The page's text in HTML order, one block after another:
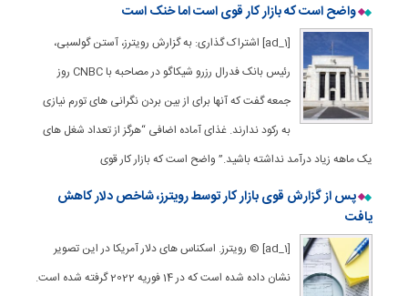
واضح است که بازار کار قوی است اما خنک است
[ad_1] اشتراک گذاری: به گزارش رویترز، آستن گولسبی،
رئیس بانک فدرال رزرو شیکاگو در مصاحبه با CNBC روز
جمعه گفت که آنها برای از بین بردن نگرانی های تورم نیازی
به رکود ندارند. غذای آماده اضافی “هرگز از تعداد شغل های
یک ماهه زیاد درآمد نداشته باشید.” واضح است که بازار کار قوی
پس از گزارش قوی بازار کار توسط رویترز، شاخص دلار کاهش
یافت
[ad_1] © رویترز. اسکناس های دلار آمریکا در این تصویر
نشان داده شده است که در 14 فوریه 2022 گرفته شده است.